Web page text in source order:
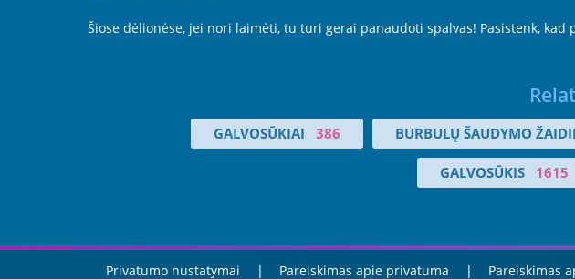
Šiose dėlionėse, jei nori laimėti, tu turi gerai panaudoti spalvas! Pasistenk,
GALVOSŪKIAI 386 BURBULŲ ŠAUDYMO
GALVOSŪKIS 1615
Privatumo nustatymai Pareiskimas apie privatuma Pareiskimas